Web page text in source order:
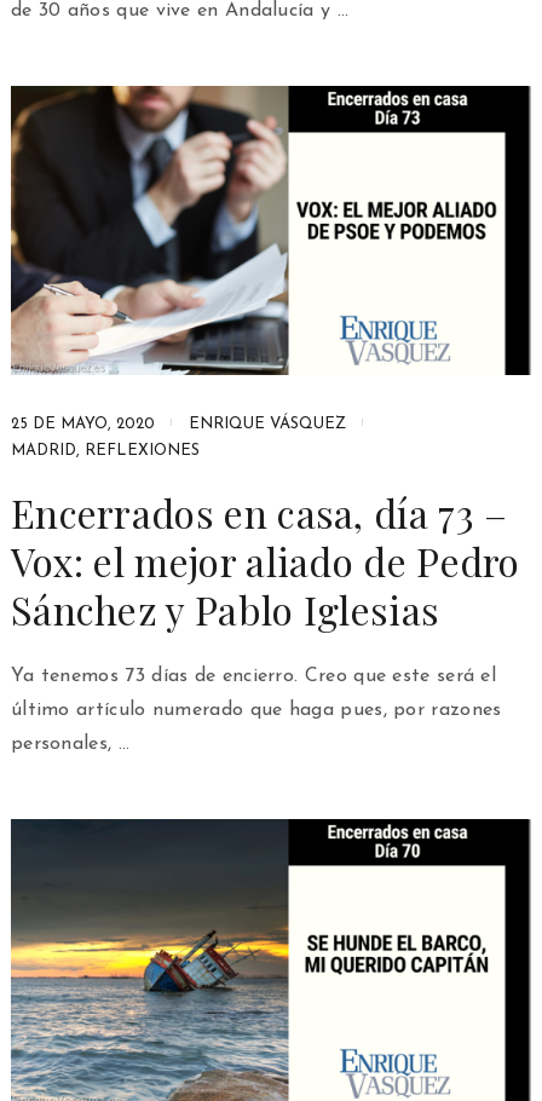
de 30 años que vive en Andalucía y …
25 DE MAYO, 2020
ENRIQUE VÁSQUEZ
MADRID, REFLEXIONES
Encerrados en casa, día 73 –
Vox: el mejor aliado de Pedro
Sánchez y Pablo Iglesias
Ya tenemos 73 días de encierro. Creo que este será el
último artículo numerado que haga pues, por razones
personales, …